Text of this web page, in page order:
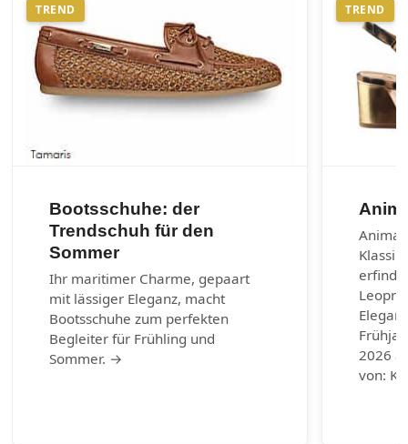
TREND
Bootsschuhe: der
Trendschuh für den
Sommer
Ihr maritimer Charme, gepaart
mit lässiger Eleganz, macht
Bootsschuhe zum perfekten
Begleiter für Frühling und
Sommer. →
TREND
2026
von: